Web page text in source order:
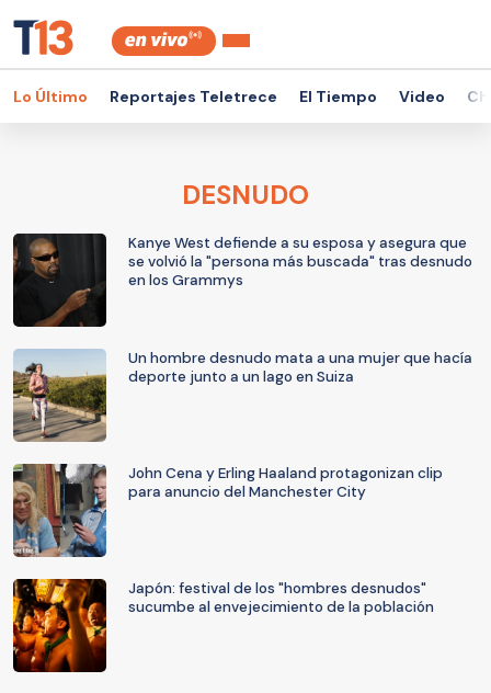
Lo Último Reportajes Teletrece El Tiempo Video
DESNUDO
Kanye West defiende a su esposa y asegura que
se volvió la "persona más buscada" tras desnudo
en los Grammys
Un hombre desnudo mata a una mujer que hacía
deporte junto a un lago en Suiza
John Cena y Erling Haaland protagonizan clip
para anuncio del Manchester City
Japón: festival de los "hombres desnudos"
sucumbe al envejecimiento de la población